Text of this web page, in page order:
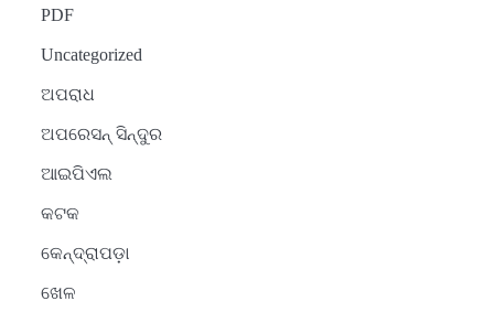
PDF
Uncategorized
ଅପରାଧ
ଅପରେସନ୍ ସିନ୍ଦୁର
ଆଇପିଏଲ
କଟକ
କେନ୍ଦ୍ରାପଡ଼ା
ଖେଳ